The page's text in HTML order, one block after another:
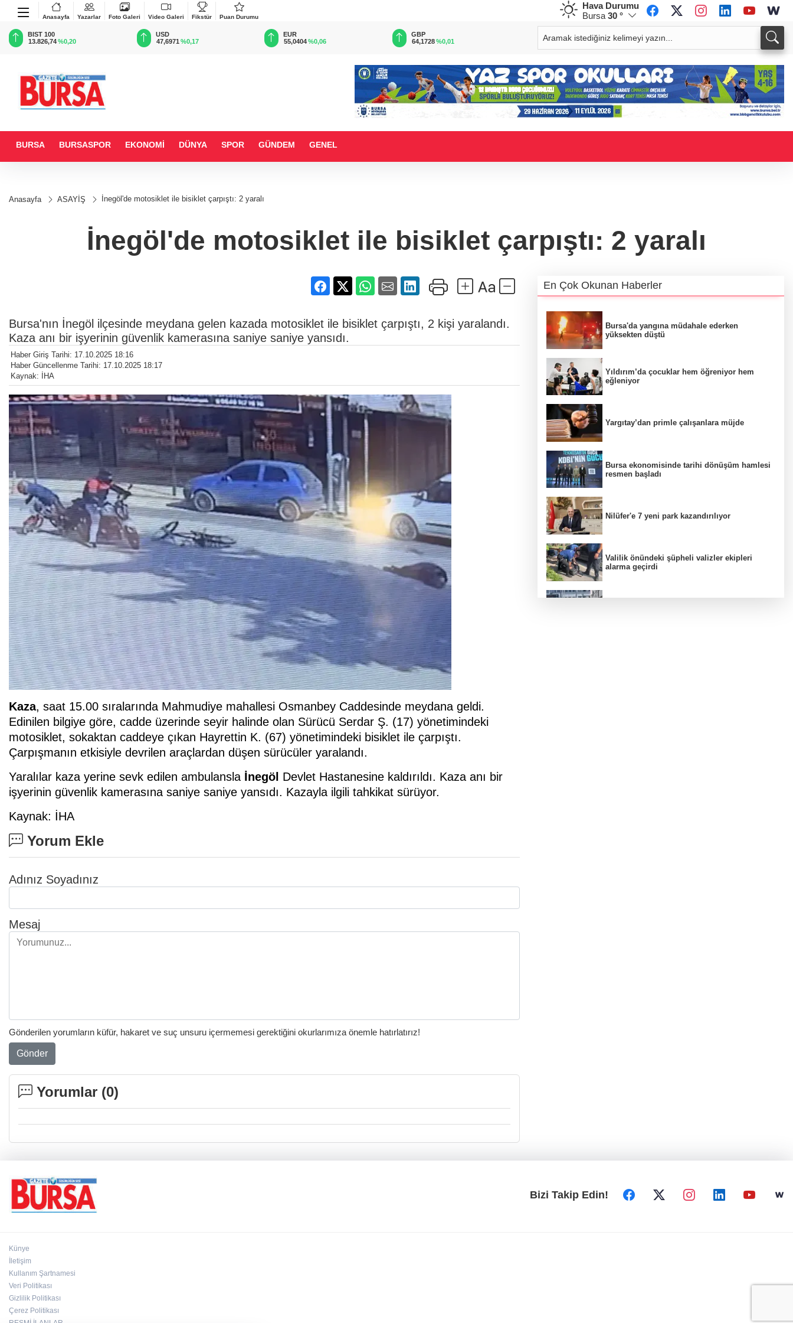
Anasayfa Yazarlar Foto Galeri Video Galeri Fikstür Puan Durumu
Hava Durumu
Bursa 30 °
BIST 100
13.826,74%0,20
USD
47,6971 %0,17
EUR
55,0404%0,06
GBP
64,1728 %0,01
CHF
58,8708%0,53
34,0208
BURSA BURSASPOR EKONOMİ DÜNYA SPOR GÜNDEM GENEL
Anasayfa ASAYİŞ İnegöl'de motosiklet ile bisiklet çarpıştı: 2 yaralı
İnegöl'de motosiklet ile bisiklet çarpıştı: 2 yaralı
Bursa'nın İnegöl ilçesinde meydana gelen kazada motosiklet ile bisiklet çarpıştı, 2 kişi yaralandı.
Kaza anı bir işyerinin güvenlik kamerasına saniye saniye yansıdı.
Haber Giriş Tarihi: 17.10.2025 18:16
Haber Güncellenme Tarihi: 17.10.2025 18:17
Kaynak: İHA
Kaza, saat 15.00 sıralarında Mahmudiye mahallesi Osmanbey Caddesinde meydana geldi.
Edinilen bilgiye göre, cadde üzerinde seyir halinde olan Sürücü Serdar Ş. (17) yönetimindeki
motosiklet, sokaktan caddeye çıkan Hayrettin K. (67) yönetimindeki bisiklet ile çarpıştı.
Çarpışmanın etkisiyle devrilen araçlardan düşen sürücüler yaralandı.
Yaralılar kaza yerine sevk edilen ambulansla İnegöl Devlet Hastanesine kaldırıldı. Kaza anı bir
işyerinin güvenlik kamerasına saniye saniye yansıdı. Kazayla ilgili tahkikat sürüyor.
Kaynak: İHA
Yorum Ekle
Adınız Soyadınız
Mesaj
Gönderilen yorumların küfür, hakaret ve suç unsuru içermemesi gerektiğini okurlarımıza önemle hatırlatırız!
Gönder
Yorumlar (0)
En Çok Okunan Haberler
Bursa'da yangına müdahale ederken
yüksekten düştü
Yıldırım’da çocuklar hem öğreniyor hem
eğleniyor
Yargıtay’dan primle çalışanlara müjde
Bursa ekonomisinde tarihi dönüşüm hamlesi
resmen başladı
Nilüfer'e 7 yeni park kazandırılıyor
Valilik önündeki şüpheli valizler ekipleri
alarma geçirdi
Bizi Takip Edin!
Künye
İletişim
Kullanım Şartnamesi
Veri Politikası
Gizlilik Politikası
Çerez Politikası